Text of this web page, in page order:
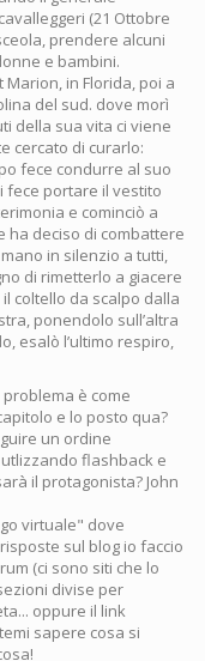
(21 Ottobre
prendere alcuni
e bambini.
in Florida, poi a
del sud. dove morì
della sua vita ci viene
cercato di curarlo:
fece condurre al suo
fece portare il vestito
e cominciò a
ha deciso di combattere
in silenzio a tutti,
di rimetterlo a giacere
coltello da scalpo dalla
ponendolo sull’altra
esalò l’ultimo respiro,
è come
e lo posto qua?
un ordine
flashback e
il protagonista? John
virtuale" dove
sul blog io faccio
(ci sono siti che lo
divise per
oppure il link
sapere cosa si